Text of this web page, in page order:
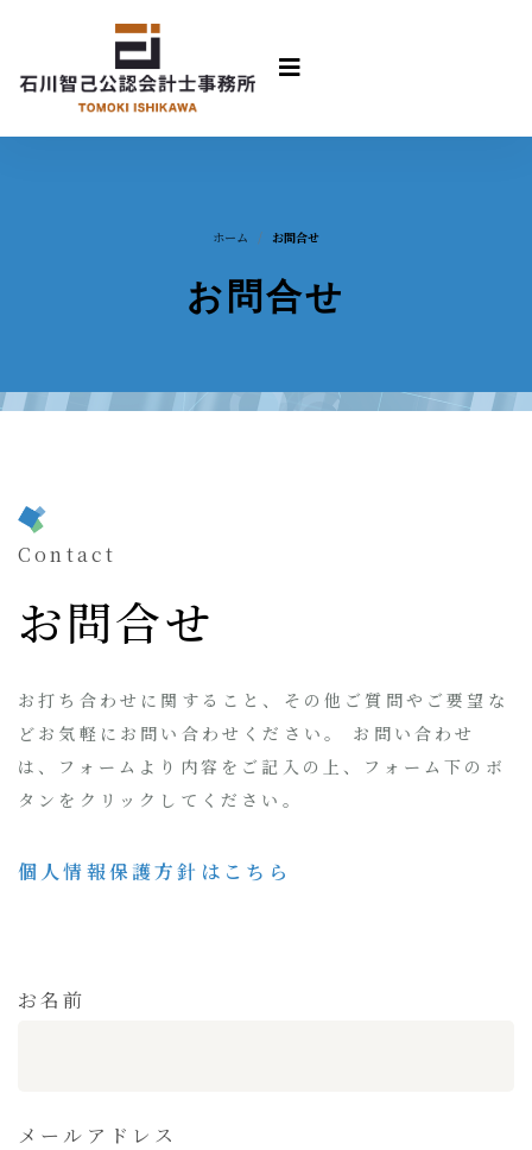
ホーム お問合せ
お問合せ
Contact
お問合せ
お打ち合わせに関すること、その他ご質問やご要望な
どお気軽にお問い合わせください。 お問い合わせ
は、フォームより内容をご記入の上、フォーム下のボ
タンをクリックしてください。
個人情報保護方針はこちら
お名前
メールアドレス